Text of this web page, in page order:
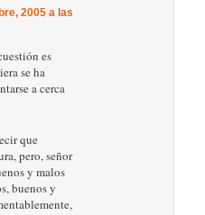
2005 a las
es
se ha
a cerca
que
pero, señor
y malos
buenos y